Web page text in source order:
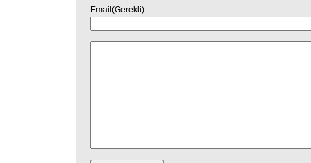
Email(Gerekli)